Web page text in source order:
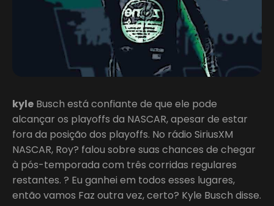
kyle Busch está confiante de que ele pode
alcançar os playoffs da NASCAR, apesar de estar
fora da posição dos playoffs. No rádio SiriusXM
NASCAR, Roy? falou sobre suas chances de chegar
à pós-temporada com três corridas regulares
restantes. ? Eu ganhei em todos esses lugares,
então vamos Faz outra vez, certo? Kyle Busch disse.